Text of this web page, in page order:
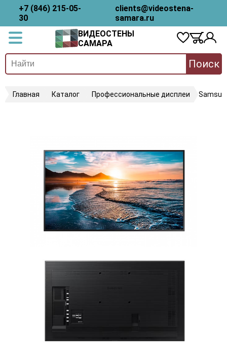
+7 (846) 215-05-
30
clients@videostena-
samara.ru
ВИДЕОСТЕНЫ
САМАРА
Поиск
Главная Каталог Профессиональные дисплеи